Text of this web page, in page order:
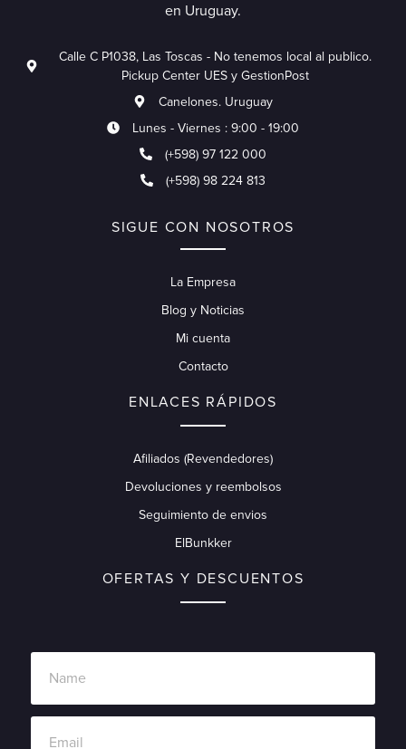
en Uruguay.
Calle C P1038, Las Toscas - No tenemos local al publico.
Pickup Center UES y GestionPost
Canelones. Uruguay
Lunes - Viernes : 9:00 - 19:00
(+598) 97 122 000
(+598) 98 224 813
SIGUE CON NOSOTROS
La Empresa
Blog y Noticias
Mi cuenta
Contacto
ENLACES RÁPIDOS
Afiliados (Revendedores)
Devoluciones y reembolsos
Seguimiento de envios
ElBunkker
OFERTAS Y DESCUENTOS